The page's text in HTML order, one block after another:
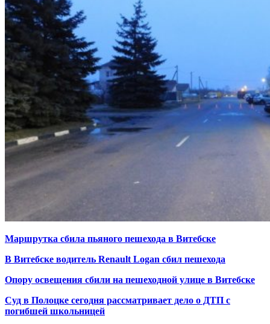
Маршрутка сбила пьяного пешехода в Витебске
В Витебске водитель Renault Logan сбил пешехода
Опору освещения сбили на пешеходной улице в Витебске
Суд в Полоцке сегодня рассматривает дело о ДТП с
погибшей школьницей